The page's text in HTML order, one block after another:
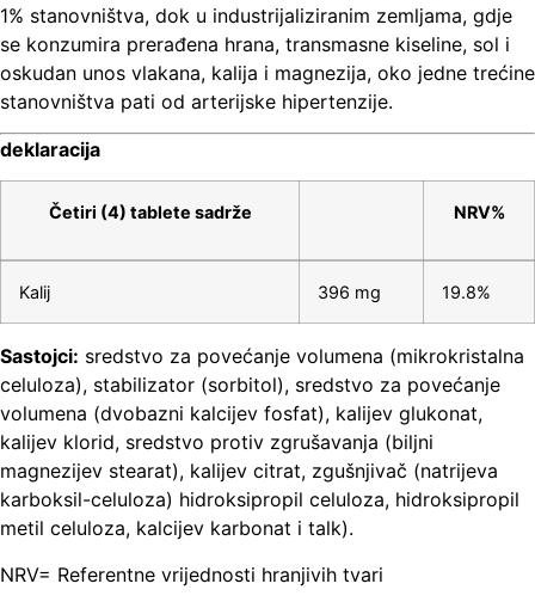
1% stanovništva, dok u industrijaliziranim zemljama, gdje
se konzumira prerađena hrana, transmasne kiseline, sol i
oskudan unos vlakana, kalija i magnezija, oko jedne trećine
stanovništva pati od arterijske hipertenzije.
deklaracija
Četiri (4) tablete sadrže NRV%
Kalij 396 mg 19.8%
Sastojci: sredstvo za povećanje volumena (mikrokristalna
celuloza), stabilizator (sorbitol), sredstvo za povećanje
volumena (dvobazni kalcijev fosfat), kalijev glukonat,
kalijev klorid, sredstvo protiv zgrušavanja (biljni
magnezijev stearat), kalijev citrat, zgušnjivač (natrijeva
karboksil-celuloza) hidroksipropil celuloza, hidroksipropil
metil celuloza, kalcijev karbonat i talk).
NRV= Referentne vrijednosti hranjivih tvari